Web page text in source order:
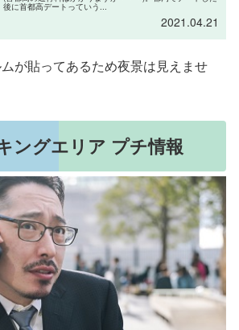
後に首都高デートっていう...
2021.04.21
が貼ってあるため夜景は見えませ
ングエリア プチ情報